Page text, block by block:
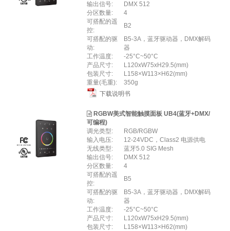
输出信号:
DMX 512
分区数量:
4
可搭配的遥
控:
B2
可搭配的驱
动:
B5-3A，蓝牙驱动器，DMX解码
器
工作温度:
-25°C~50°C
产品尺寸:
L120xW75xH29.5(mm)
包装尺寸:
L158×W113×H62(mm)
重量(毛重):
350g
下载说明书
RGBW美式智能触摸面板 UB4(蓝牙+DMX/
可编程)
调光类型:
RGB/RGBW
输入电压:
12-24VDC，Class2 电源供电
无线类型:
蓝牙5.0 SIG Mesh
输出信号:
DMX 512
分区数量:
4
可搭配的遥
控:
B5
可搭配的驱
动:
B5-3A，蓝牙驱动器，DMX解码
器
工作温度:
-25°C~50°C
产品尺寸:
L120xW75xH29.5(mm)
包装尺寸:
L158×W113×H62(mm)